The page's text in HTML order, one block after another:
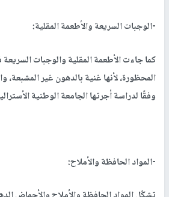
-الوجبات السريعة والأطعمة المقلية:
كما جاءت الأطعمة المقلية والوجبات
المحظورة، لأنها غنية بالدهون غير المشبعة،
وفقًا لدراسة أجرتها الجامعة الوطنية
-المواد الحافظة والأملاح: